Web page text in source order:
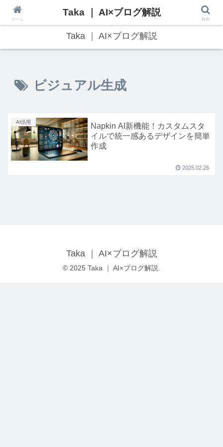
最新のAI技術・Web3トレンドをわかりやすく解説！
Taka ｜ AI×ブログ解説
ビジュアル生成
AI活用
Napkin AI新機能！カスタムスタ
イルで統一感あるデザインを簡単
作成
2025.02.26
Taka ｜ AI×ブログ解説
© 2025 Taka ｜ AI×ブログ解説.
ホーム
Taka ｜ AI×ブログ解説
検索